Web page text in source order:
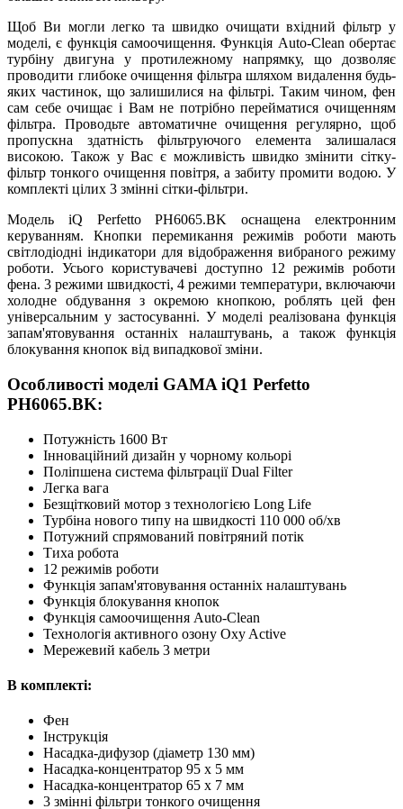
Щоб Ви могли легко та швидко очищати вхідний фільтр у
моделі, є функція самоочищення. Функція Auto-Clean обертає
турбіну двигуна у протилежному напрямку, що дозволяє
проводити глибоке очищення фільтра шляхом видалення будь-
яких частинок, що залишилися на фільтрі. Таким чином, фен
сам себе очищає і Вам не потрібно перейматися очищенням
фільтра. Проводьте автоматичне очищення регулярно, щоб
пропускна здатність фільтруючого елемента залишалася
високою. Також у Вас є можливість швидко змінити сітку-
фільтр тонкого очищення повітря, а забиту промити водою. У
комплекті цілих 3 змінні сітки-фільтри.
Модель iQ Perfetto PH6065.BK оснащена електронним
керуванням. Кнопки перемикання режимів роботи мають
світлодіодні індикатори для відображення вибраного режиму
роботи. Усього користувачеві доступно 12 режимів роботи
фена. 3 режими швидкості, 4 режими температури, включаючи
холодне обдування з окремою кнопкою, роблять цей фен
універсальним у застосуванні. У моделі реалізована функція
запам'ятовування останніх налаштувань, а також функція
блокування кнопок від випадкової зміни.
Особливості моделі GAMA iQ1 Perfetto
PH6065.BK:
Потужність 1600 Вт
Інноваційний дизайн у чорному кольорі
Поліпшена система фільтрації Dual Filter
Легка вага
Безщітковий мотор з технологією Long Life
Турбіна нового типу на швидкості 110 000 об/хв
Потужний спрямований повітряний потік
Тиха робота
12 режимів роботи
Функція запам'ятовування останніх налаштувань
Функція блокування кнопок
Функція самоочищення Auto-Clean
Технологія активного озону Oxy Active
Мережевий кабель 3 метри
В комплекті:
Фен
Інструкція
Насадка-дифузор (діаметр 130 мм)
Насадка-концентратор 95 x 5 мм
Насадка-концентратор 65 x 7 мм
3 змінні фільтри тонкого очищення